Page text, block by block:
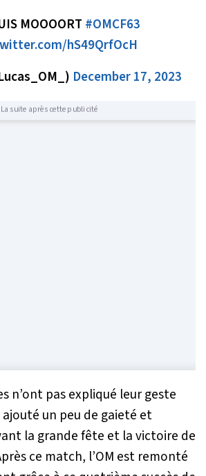
MOOOORT #OMCF63
hS49QrfOcH
December 17, 2023
La suite après cette publicité
n’ont pas expliqué leur geste
un peu de gaieté et
la grande fête et la victoire de
ce match, l’OM est remonté